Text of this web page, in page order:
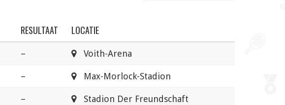
RESULTAAT LOCATIE
– Voith-Arena
– Max-Morlock-Stadion
– Stadion Der Freundschaft